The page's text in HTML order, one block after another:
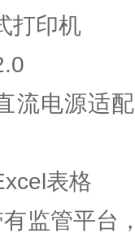
打印机
流电源适
表格
监管平台